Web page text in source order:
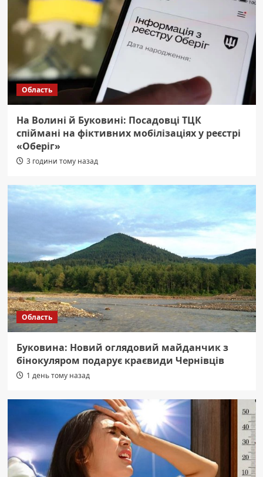
Область
На Волині й Буковині: Посадовці ТЦК
спіймані на фіктивних мобілізаціях у реєстрі
«Оберіг»
3 години тому назад
Область
Буковина: Новий оглядовий майданчик з
бінокуляром подарує краєвиди Чернівців
1 день тому назад